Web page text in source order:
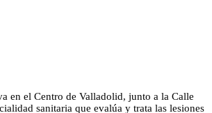
en el Centro de Valladolid, junto a la Calle
sanitaria que evalúa y trata las lesiones